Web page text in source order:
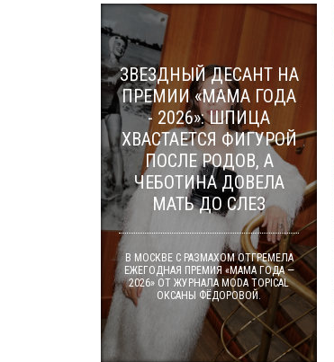
ЗВЕЗДНЫЙ ДЕСАНТ НА
ПРЕМИИ «МАМА ГОДА
- 2026»: ШПИЦА
ХВАСТАЕТСЯ ФИГУРОЙ
ПОСЛЕ РОДОВ, А
ЧЕБОТИНА ДОВЕЛА
МАТЬ ДО СЛЕЗ
В МОСКВЕ С РАЗМАХОМ ОТГРЕМЕЛА
ЕЖЕГОДНАЯ ПРЕМИЯ «МАМА ГОДА —
2026» ОТ ЖУРНАЛА MODA TOPICAL
ОКСАНЫ ФЁДОРОВОЙ.